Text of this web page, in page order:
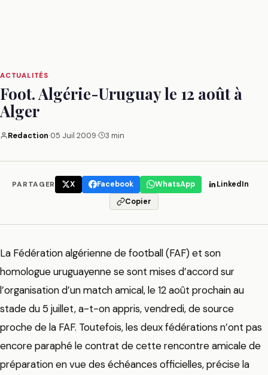
ACTUALITÉS
Foot. Algérie-Uruguay le 12 août à
Alger
Redaction·05 Juil 2009· 3 min
PARTAGER X Facebook WhatsApp
LinkedIn
Copier
La Fédération algérienne de football (FAF) et son
homologue uruguayenne se sont mises d’accord sur
l’organisation d’un match amical, le 12 août prochain au
stade du 5 juillet, a-t-on appris, vendredi, de source
proche de la FAF. Toutefois, les deux fédérations n’ont pas
encore paraphé le contrat de cette rencontre amicale de
préparation en vue des échéances officielles, précise la